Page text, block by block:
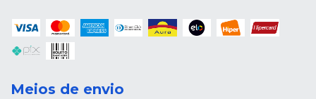
Meios de envio